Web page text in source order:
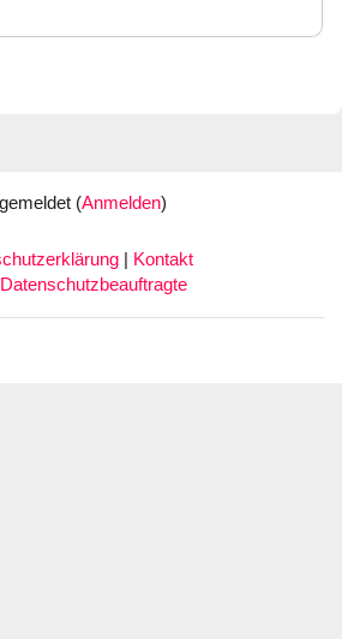
(Anmelden)
Kontakt